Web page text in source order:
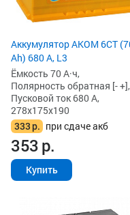
Аккумулятор AKOM 6СТ
Ah) 680 А, L3
Ёмкость 70 А·ч,
Полярность обратная [- +],
Пусковой ток 680 А,
278x175x190
333р. при сдаче акб
353р.
Купить